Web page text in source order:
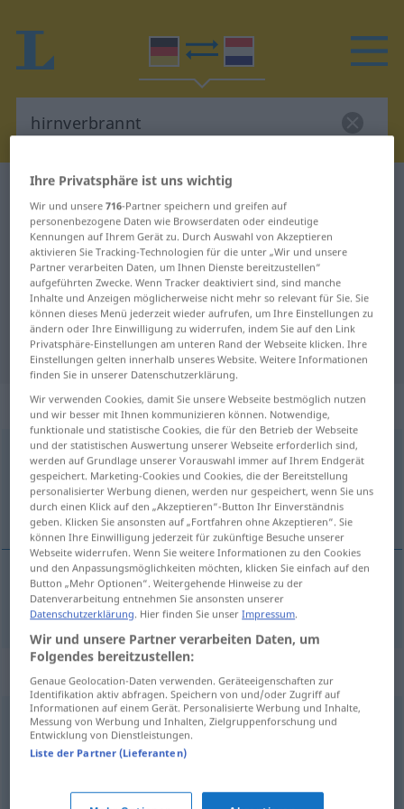
Deutsch-Niederländisch Wörterbuch
hirnverbrannt
Deutsch-Niederländisch
Übersetzung für "hirnverbrannt"
"hirnverbrannt" Niederländisch
Übersetzung
„hirnverbrannt“
hirnverbrannt
Übersicht aller Übersetzungen
(Für mehr Details die Übersetzung anklicken/antippen)
hirnverbrannt → siehe „hirnrissig“
Synonyme für "hirnverbrannt"
sinnlos,irrational,töricht,konfus widersinnig
aberwitzig,hirnrissig (ugs.)
verrückt (ugs.),blödsinnig (ugs.),unlogisch
Ihre Privatsphäre ist uns wichtig
Wir und unsere716-Partner speichern und greifen auf
personenbezogene Daten wie Browserdaten oder eindeutige
Kennungen auf Ihrem Gerät zu. Durch Auswahl von Akzeptieren
aktivieren Sie Tracking-Technologien für die unter „Wir und unsere
Partner verarbeiten Daten, um Ihnen Dienste bereitzustellen“
aufgeführten Zwecke. Wenn Tracker deaktiviert sind, sind manche
Inhalte und Anzeigen möglicherweise nicht mehr so relevant für Sie. Sie
können dieses Menü jederzeit wieder aufrufen, um Ihre Einstellungen zu
ändern oder Ihre Einwilligung zu widerrufen, indem Sie auf den Link
Privatsphäre-Einstellungen am unteren Rand der Webseite klicken. Ihre
Einstellungen gelten innerhalb unseres Website. Weitere Informationen
finden Sie in unserer Datenschutzerklärung.
Wir verwenden Cookies, damit Sie unsere Webseite bestmöglich nutzen
und wir besser mit Ihnen kommunizieren können. Notwendige,
funktionale und statistische Cookies, die für den Betrieb der Webseite
und der statistischen Auswertung unserer Webseite erforderlich sind,
werden auf Grundlage unserer Vorauswahl immer auf Ihrem Endgerät
gespeichert. Marketing-Cookies und Cookies, die der Bereitstellung
personalisierter Werbung dienen, werden nur gespeichert, wenn Sie uns
durch einen Klick auf den „Akzeptieren“-Button Ihr Einverständnis
geben. Klicken Sie ansonsten auf „Fortfahren ohne Akzeptieren“. Sie
können Ihre Einwilligung jederzeit für zukünftige Besuche unserer
Webseite widerrufen. Wenn Sie weitere Informationen zu den Cookies
und den Anpassungsmöglichkeiten möchten, klicken Sie einfach auf den
Button „Mehr Optionen“. Weitergehende Hinweise zu der
Datenverarbeitung entnehmen Sie ansonsten unserer
Datenschutzerklärung. Hier finden Sie unserImpressum.
Wir und unsere Partner verarbeiten Daten, um
Folgendes bereitzustellen:
Genaue Geolocation-Daten verwenden. Geräteeigenschaften zur
Identifikation aktiv abfragen. Speichern von und/oder Zugriff auf
Informationen auf einem Gerät. Personalisierte Werbung und Inhalte,
Messung von Werbung und Inhalten, Zielgruppenforschung und
Entwicklung von Dienstleistungen.
Liste der Partner (Lieferanten)